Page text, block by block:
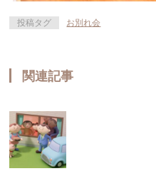
投稿タグ お別れ会
関連記事